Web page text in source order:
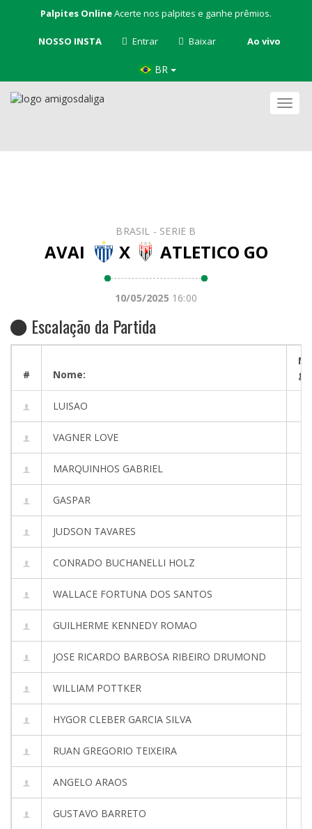
Palpites OnlineAcerte nos palpites e ganhe prêmios.
NOSSO INSTA Entrar Baixar Ao vivo
BR
BRASIL - SERIE B
AVAI X ATLETICO GO
10/05/2025 16:00
Escalação da Partida
# Nome:
LUISAO
VAGNER LOVE
MARQUINHOS GABRIEL
GASPAR
JUDSON TAVARES
CONRADO BUCHANELLI HOLZ
WALLACE FORTUNA DOS SANTOS
GUILHERME KENNEDY ROMAO
JOSE RICARDO BARBOSA RIBEIRO DRUMOND
WILLIAM POTTKER
HYGOR CLEBER GARCIA SILVA
RUAN GREGORIO TEIXEIRA
ANGELO ARAOS
GUSTAVO BARRETO